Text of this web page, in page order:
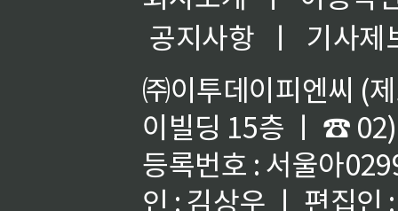
공지사항
ㅣ
기사제
㈜이투데이피엔씨 (
이빌딩 15층 ㅣ ☎
등록번호 : 서울아
인 : 김상우 ㅣ 편집인